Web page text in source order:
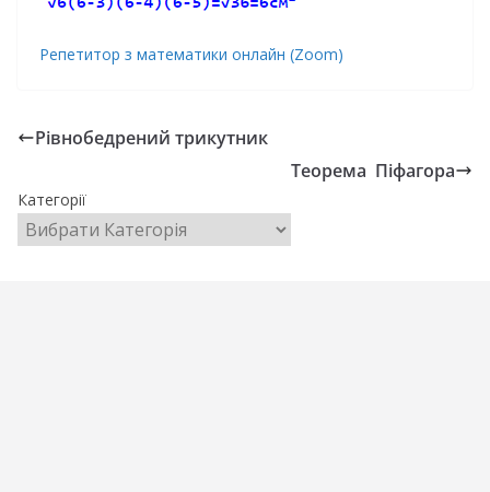
Репетитор з математики онлайн (Zoom)
Рівнобедрений трикутник
Теорема Піфагора
Категорії